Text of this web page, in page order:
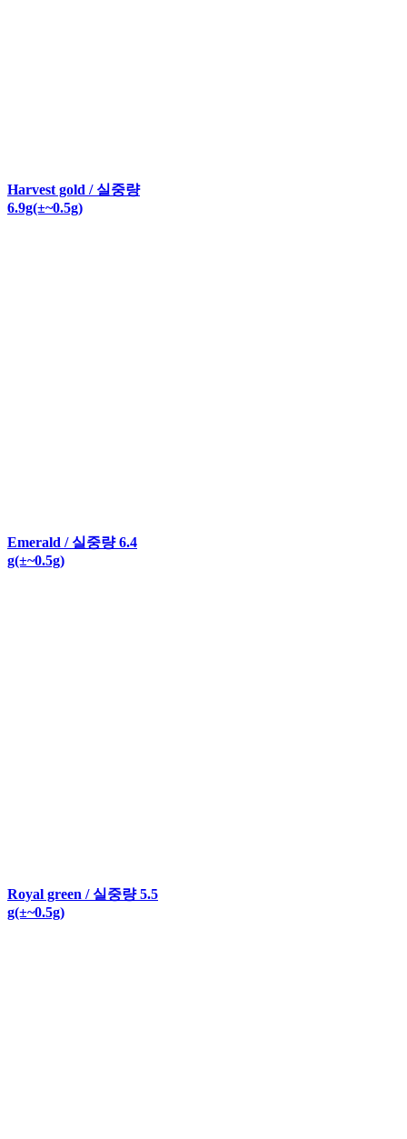
Harvest gold / 실중량
6.9g(±~0.5g)
Emerald / 실중량 6.4
g(±~0.5g)
Royal green / 실중량 5.5
g(±~0.5g)